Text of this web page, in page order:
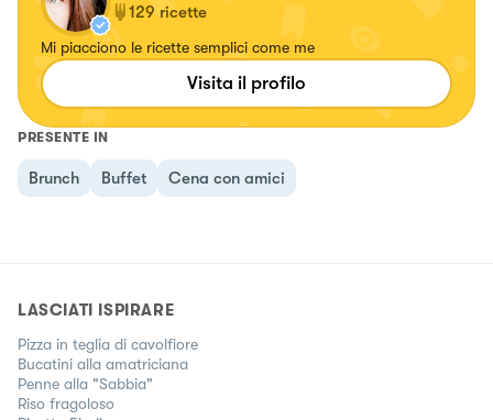
129 ricette
Mi piacciono le ricette semplici come me
Visita il profilo
PRESENTE IN
Brunch Buffet Cena con amici
LASCIATI ISPIRARE
Pizza in teglia di cavolfiore
Bucatini alla amatriciana
Penne alla "Sabbia"
Riso fragoloso